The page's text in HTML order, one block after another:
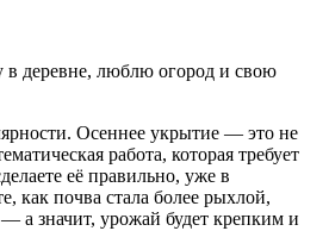
в деревне, люблю огород и свою
Осеннее укрытие — это не
работа, которая требует
её правильно, уже в
как почва стала более рыхлой,
а значит, урожай будет крепким и